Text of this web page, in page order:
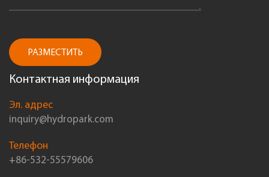
РАЗМЕСТИТЬ
Контактная информация
Эл. адрес
inquiry@hydropark.com
Телефон
+86-532-55579606